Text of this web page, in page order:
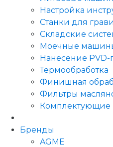
Настройка
Станки для
Складские
Моечные
Нанесение
Термообработка
Финишная
Фильтры
Комплектующие
Бренды
AGME